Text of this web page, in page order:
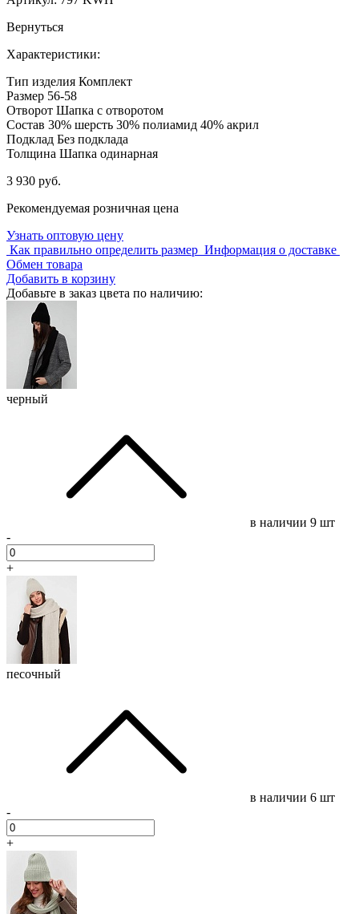
Вернуться
Характеристики:
Тип изделия Комплект
Размер 56-58
Отворот Шапка с отворотом
Состав 30% шерсть 30% полиамид 40% акрил
Подклад Без подклада
Толщина Шапка одинарная
3 930 руб.
Рекомендуемая розничная цена
Узнать оптовую цену
Как правильно определить размер Информация о доставке
Обмен товара
Добавить в корзину
Добавьте в заказ цвета по наличию:
черный
в наличии 9 шт
-
+
песочный
в наличии 6 шт
-
+